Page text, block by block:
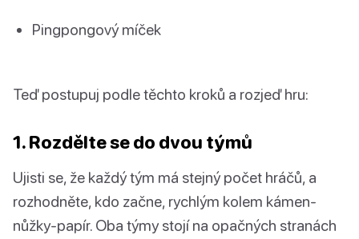
Pingpongový míček
Teď postupuj podle těchto kroků a rozjeď hru:
1. Rozdělte se do dvou týmů
Ujisti se, že každý tým má stejný počet hráčů, a
rozhodněte, kdo začne, rychlým kolem kámen-
nůžky-papír. Oba týmy stojí na opačných stranách